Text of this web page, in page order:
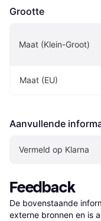
Grootte
Maat (Klein-Groot)
Maat (EU)
Aanvullende
Vermeld op Klarna
Feedback
De bovenstaande
externe bronnen en is